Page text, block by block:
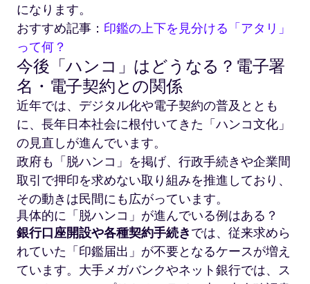
になります。
おすすめ記事： 印鑑の上下を見分ける「アタリ」
って何？
今後「ハンコ」はどうなる？電子署
名・電子契約との関係
近年では、デジタル化や電子契約の普及ととも
に、長年日本社会に根付いてきた「ハンコ文化」
の見直しが進んでいます。
政府も「脱ハンコ」を掲げ、行政手続きや企業間
取引で押印を求めない取り組みを推進しており、
その動きは民間にも広がっています。
具体的に「脱ハンコ」が進んでいる例はある？
銀行口座開設や各種契約手続きでは、従来求めら
れていた「印鑑届出」が不要となるケースが増え
ています。大手メガバンクやネット銀行では、ス